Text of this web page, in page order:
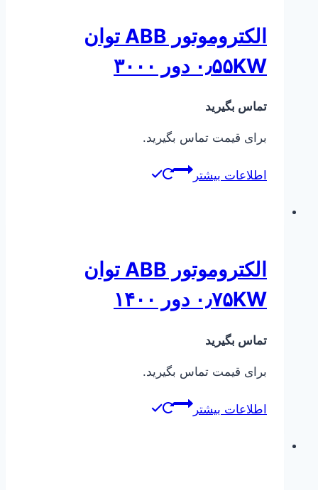
الکتروموتور ABB توان
۰٫۵۵KW دور ۳۰۰۰
تماس بگیرید
برای قیمت تماس بگیرید.
اطلاعات بیشتر
الکتروموتور ABB توان
۰٫۷۵KW دور ۱۴۰۰
تماس بگیرید
برای قیمت تماس بگیرید.
اطلاعات بیشتر